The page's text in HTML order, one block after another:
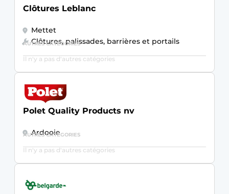
Clôtures Leblanc
Mettet
Clôtures, palissades, barrières et portails
AUTRES CATÉGORIES
Il n'y a pas d'autres catégories
Polet Quality Products nv
Ardooie
AUTRES CATÉGORIES
Il n'y a pas d'autres catégories